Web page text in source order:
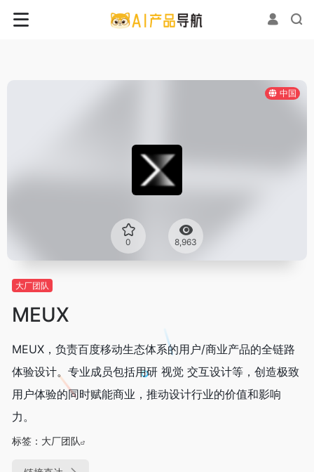
中国
0 8,963
大厂团队
MEUX
MEUX，负责百度移动生态体系的用户/商业产品的全链路
体验设计。专业成员包括用研 视觉 交互设计等，创造极致
用户体验的同时赋能商业，推动设计行业的价值和影响
力。
标签： 大厂团队